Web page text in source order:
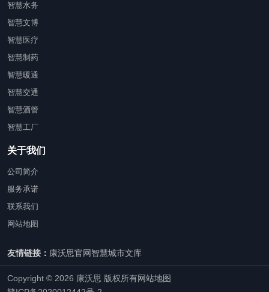
智慧水务
智慧文博
智慧医疗
智慧制药
智慧暖通
智慧交通
智慧酒管
智慧工厂
关于我们
公司简介
服务承诺
联系我们
网站地图
友情链接： 康沃思官网智慧城市文库
Copyright © 2026 康沃思 版权所有网站地图